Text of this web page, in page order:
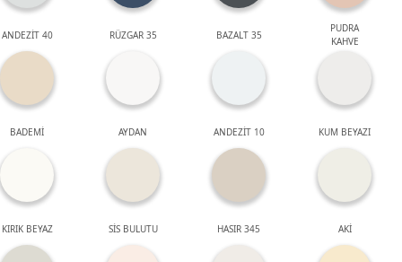
ANDEZİT 40 RÜZGAR 35 BAZALT 35
PUDRA
KAHVE
BADEMİ AYDAN ANDEZİT 10 KUM BEYAZI
KIRIK BEYAZ SİS BULUTU HASIR 345 AKİ